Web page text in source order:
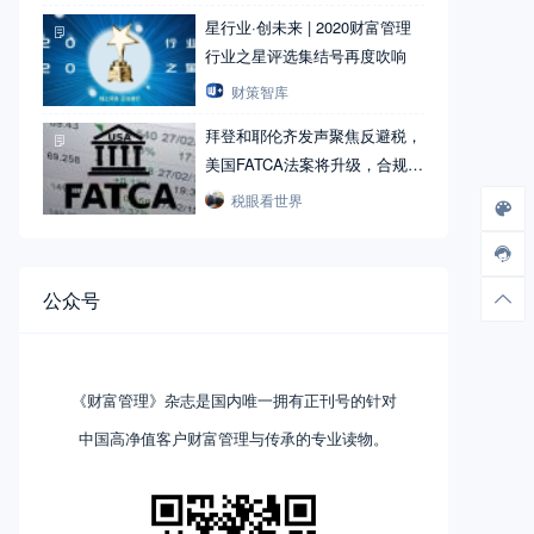
星行业·创未来 | 2020财富管理
行业之星评选集结号再度吹响
财策智库
拜登和耶伦齐发声聚焦反避税，
美国FATCA法案将升级，合规性
风险是跨境的第一要素
税眼看世界
公众号
《财富管理》杂志是国内唯一拥有正刊号的针对
中国高净值客户财富管理与传承的专业读物。